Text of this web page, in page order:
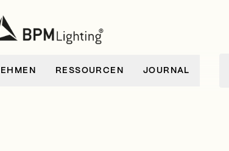
RESSOURCEN JOURNAL